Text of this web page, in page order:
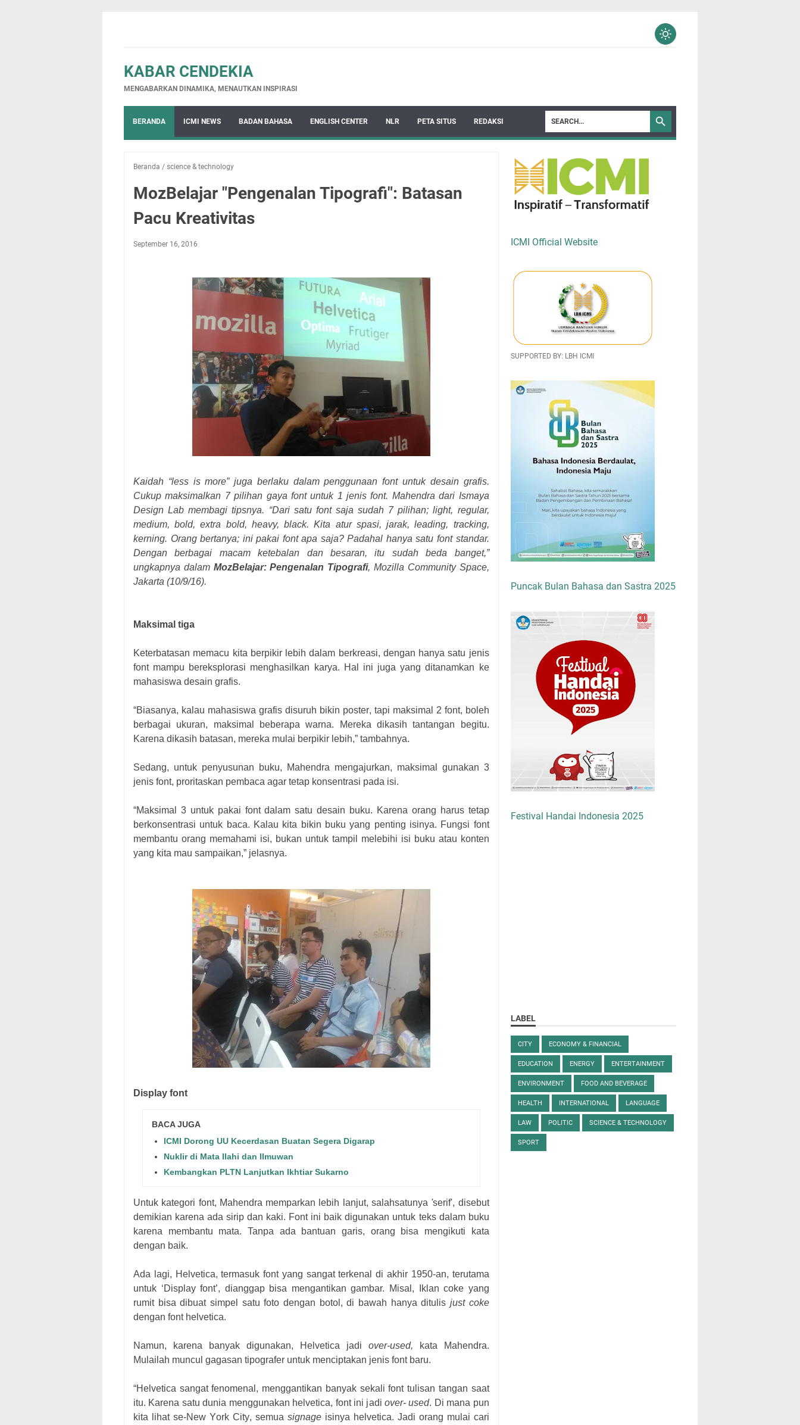
KABAR CENDEKIA
MENGABARKAN DINAMIKA, MENAUTKAN INSPIRASI
BERANDA ICMI NEWS BADAN BAHASA ENGLISH CENTER NLR PETA SITUS REDAKSI
Beranda / science & technology
MozBelajar "Pengenalan Tipografi": Batasan
Pacu Kreativitas
September 16, 2016
Kaidah “less is more” juga berlaku dalam penggunaan font untuk desain grafis.
Cukup maksimalkan 7 pilihan gaya font untuk 1 jenis font. Mahendra dari Ismaya
Design Lab membagi tipsnya. “Dari satu font saja sudah 7 pilihan; light, regular,
medium, bold, extra bold, heavy, black. Kita atur spasi, jarak, leading, tracking,
kerning. Orang bertanya; ini pakai font apa saja? Padahal hanya satu font standar.
Dengan berbagai macam ketebalan dan besaran, itu sudah beda banget,”
ungkapnya dalam MozBelajar: Pengenalan Tipografi, Mozilla Community Space,
Jakarta (10/9/16).
Maksimal tiga
Keterbatasan memacu kita berpikir lebih dalam berkreasi, dengan hanya satu jenis
font mampu bereksplorasi menghasilkan karya. Hal ini juga yang ditanamkan ke
mahasiswa desain grafis.
“Biasanya, kalau mahasiswa grafis disuruh bikin poster, tapi maksimal 2 font, boleh
berbagai ukuran, maksimal beberapa warna. Mereka dikasih tantangan begitu.
Karena dikasih batasan, mereka mulai berpikir lebih,” tambahnya.
Sedang, untuk penyusunan buku, Mahendra mengajurkan, maksimal gunakan 3
jenis font, proritaskan pembaca agar tetap konsentrasi pada isi.
“Maksimal 3 untuk pakai fontdalam satu desain buku. Karena orang harustetap
berkonsentrasi untuk baca. Kalau kita bikin buku yang penting isinya. Fungsi font
membantu orang memahami isi, bukan untuk tampil melebihi isi buku atau konten
yang kita mau sampaikan,” jelasnya.
Display font
BACA JUGA
ICMI Dorong UU Kecerdasan Buatan Segera Digarap
Nuklir di Mata Ilahi dan Ilmuwan
Kembangkan PLTN Lanjutkan Ikhtiar Sukarno
Untuk kategori font, Mahendra memparkan lebih lanjut, salahsatunya 'serif', disebut
demikian karena ada sirip dan kaki. Font ini baik digunakan untuk teks dalam buku
karena
membantu mata. Tanpa ada bantuan garis, orang bisa mengikuti kata
dengan baik.
Ada lagi, Helvetica,termasuk fontyang sangat terkena l di akhir 1950-an, terutama
untuk ‘Display font’, dianggap bisa mengantikan gambar. Misal, Iklan coke yang
rumit bisa dibuat simpel satu fotodengan botol , di bawah hanyaditulisjust coke
dengan font helvetica.
Namun, karena banyak digunakan, Helvetica jadi over-used,
kata Mahendra.
Mulailah muncul gagasan tipografer untuk menciptakan jenis font baru.
“Helvetica sangat fenomenal , menggantikan banyak sekali font tulisan tangan saat
itu. Karena satu dunia menggunakan helvetica, font ini jadi over-used. Di mana pun
kita lihat se-New York City, semua signageisinya helvetica. Jadi orang mulai cari
ICMI Official Website
SUPPORTED BY: LBH ICMI
Puncak Bulan Bahasa dan Sastra 2025
Festival Handai Indonesia 2025
LABEL
CITY ECONOMY & FINANCIAL
EDUCATION ENERGY ENTERTAINMENT
ENVIRONMENT FOOD AND BEVERAGE
HEALTH INTERNATIONAL LANGUAGE
LAW POLITIC SCIENCE & TECHNOLOGY
SPORT